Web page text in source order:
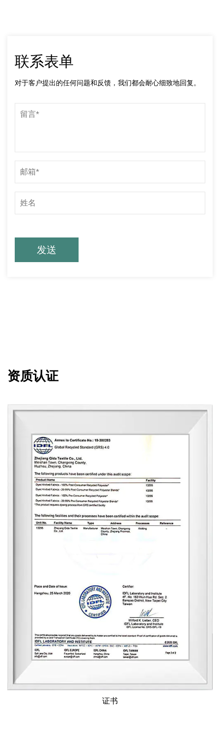
联系表单
对于客户提出的任何问题和反馈，我们都会耐心细致地回复。
发送
资质认证
证书